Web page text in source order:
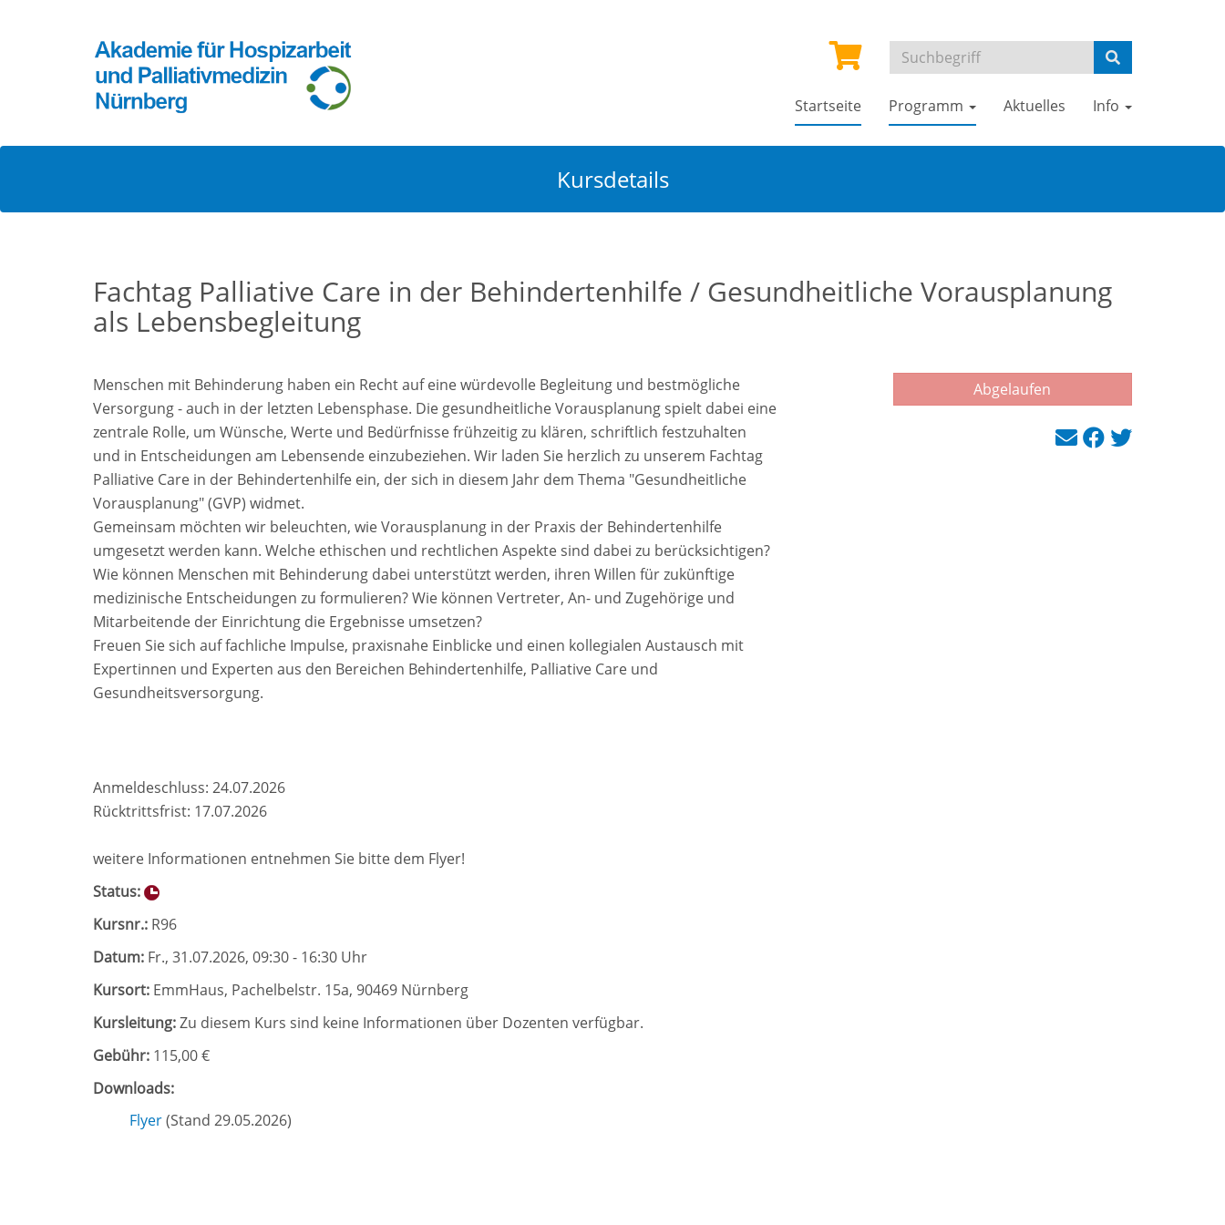
Startseite Programm Aktuelles Info
Kursdetails
Fachtag Palliative Care in der Behindertenhilfe / Gesundheitliche Vorausplanung
als Lebensbegleitung
Menschen mit Behinderung haben ein Recht auf eine würdevolle Begleitung und bestmögliche
Versorgung - auch in der letzten Lebensphase. Die gesundheitliche Vorausplanung spielt dabei eine
zentrale Rolle, um Wünsche, Werte und Bedürfnisse frühzeitig zu klären, schriftlich festzuhalten
und in Entscheidungen am Lebensende einzubeziehen. Wir laden Sie herzlich zu unserem Fachtag
Palliative Care in der Behindertenhilfe ein, der sich in diesem Jahr dem Thema "Gesundheitliche
Vorausplanung" (GVP) widmet.
Gemeinsam möchten wir beleuchten, wie Vorausplanung in der Praxis der Behindertenhilfe
umgesetzt werden kann. Welche ethischen und rechtlichen Aspekte sind dabei zu berücksichtigen?
Wie können Menschen mit Behinderung dabei unterstützt werden, ihren Willen für zukünftige
medizinische Entscheidungen zu formulieren? Wie können Vertreter, An- und Zugehörige und
Mitarbeitende der Einrichtung die Ergebnisse umsetzen?
Freuen Sie sich auf fachliche Impulse, praxisnahe Einblicke und einen kollegialen Austausch mit
Expertinnen und Experten aus den Bereichen Behindertenhilfe, Palliative Care und
Gesundheitsversorgung.
Anmeldeschluss: 24.07.2026
Rücktrittsfrist: 17.07.2026
weitere Informationen entnehmen Sie bitte dem Flyer!
Status:
Kursnr.: R96
Datum: Fr., 31.07.2026, 09:30 - 16:30 Uhr
Kursort: EmmHaus, Pachelbelstr. 15a, 90469 Nürnberg
Kursleitung:Zu diesem Kurs sind keine Informationen über Dozenten verfügbar.
Gebühr: 115,00 €
Downloads:
Flyer(Stand 29.05.2026)
Abgelaufen